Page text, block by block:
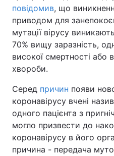
повідомив, що
приводом для
мутації вірусу
70% вищу заразність,
високої смертності або
хвороби.
Серед причин появи
коронавірусу вчені
одного пацієнта з
могло призвести до
коронавірусу в його
причина - передача